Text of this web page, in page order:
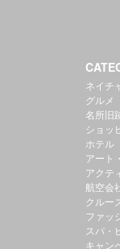
ネイチ
グルメ
名所旧
ショッ
ホテル
アート
アクテ
航空会
クルー
ファッ
スパ・
キャン